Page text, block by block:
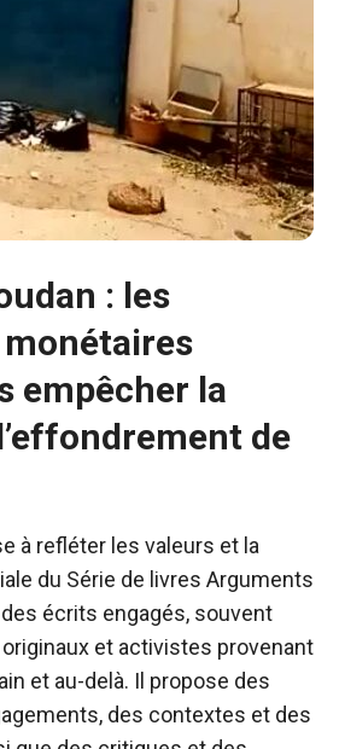
: les
empêcher la
de
à refléter les valeurs et la
du Série de livres Arguments
écrits engagés, souvent
et activistes provenant
et au-delà. Il propose des
des contextes et des